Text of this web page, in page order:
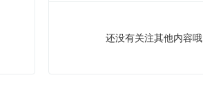
还没有关注其他内容哦